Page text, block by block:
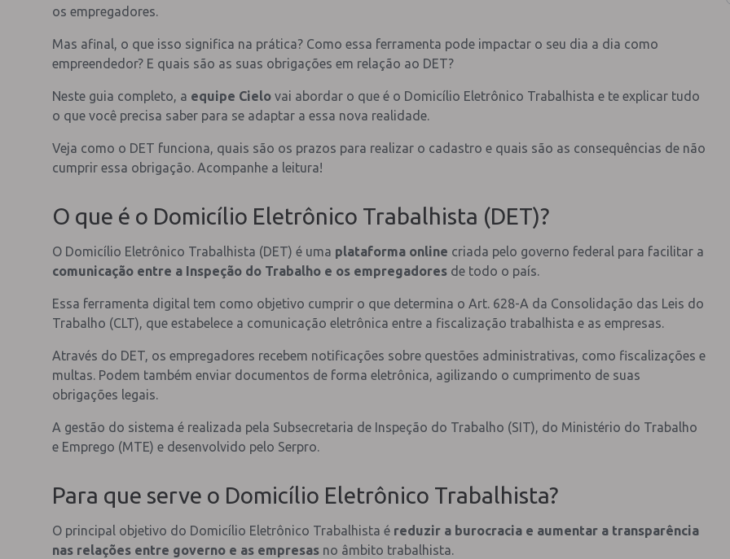
os empregadores.
Mas afinal, o que isso significa na prática? Como essa ferramenta pode impactar o seu dia a dia como
empreendedor? E quais são as suas obrigações em relação ao DET?
Neste guia completo, a equipe Cielo vai abordar o que é o Domicílio Eletrônico Trabalhista e te explicar tudo
o que você precisa saber para se adaptar a essa nova realidade.
Veja como o DET funciona, quais são os prazos para realizar o cadastro e quais são as consequências de não
cumprir essa obrigação. Acompanhe a leitura!
O que é o Domicílio Eletrônico Trabalhista (DET)?
O Domicílio Eletrônico Trabalhista (DET) é uma plataforma online criada pelo governo federal para facilitar a
comunicação entre a Inspeção do Trabalho e os empregadores de todo o país.
Essa ferramenta digital tem como objetivo cumprir o que determina o Art. 628-A da Consolidação das Leis do
Trabalho (CLT), que estabelece a comunicação eletrônica entre a fiscalização trabalhista e as empresas.
Através do DET, os empregadores recebem notificações sobre questões administrativas, como fiscalizações e
multas. Podem também enviar documentos de forma eletrônica, agilizando o cumprimento de suas
obrigações legais.
A gestão do sistema é realizada pela Subsecretaria de Inspeção do Trabalho (SIT), do Ministério do Trabalho
e Emprego (MTE) e desenvolvido pelo Serpro.
Para que serve o Domicílio Eletrônico Trabalhista?
O principal objetivo do Domicílio Eletrônico Trabalhista é reduzir a burocracia e aumentar a transparência
nas relações entre governo e as empresas no âmbito trabalhista.